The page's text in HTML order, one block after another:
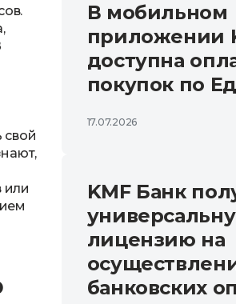
свой
или
В мобильном
приложении
доступна
покупок по
17.07.2026
KMF Банк
лицензию на
банковских